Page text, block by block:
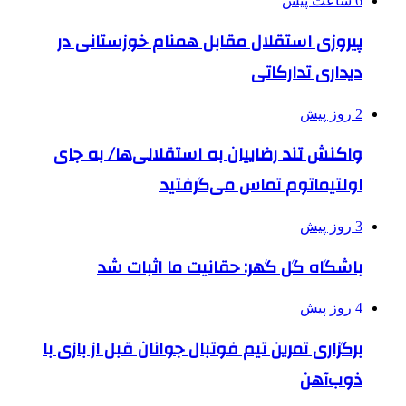
پیروزی استقلال مقابل همنام خوزستانی در
دیداری تدارکاتی
2 روز پیش
واکنش تند رضاییان به استقلالی‌ها/ به جای
اولتیماتوم تماس می‌گرفتید
3 روز پیش
باشگاه گل گهر: حقانیت ما اثبات شد
4 روز پیش
برگزاری تمرین تیم فوتبال جوانان قبل از بازی با
ذوب‌آهن